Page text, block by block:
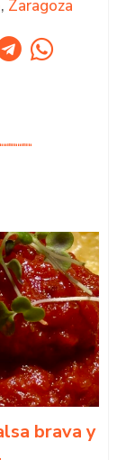
, Zaragoza
brava y